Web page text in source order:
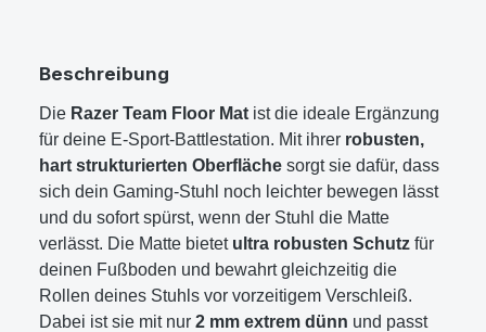
Beschreibung
Die Razer Team Floor Mat ist die ideale Ergänzung
für deine E-Sport-Battlestation. Mit ihrer robusten,
hart strukturierten Oberfläche sorgt sie dafür, dass
sich dein Gaming-Stuhl noch leichter bewegen lässt
und du sofort spürst, wenn der Stuhl die Matte
verlässt. Die Matte bietet ultra robusten Schutz für
deinen Fußboden und bewahrt gleichzeitig die
Rollen deines Stuhls vor vorzeitigem Verschleiß.
Dabei ist sie mit nur 2 mm extrem dünn und passt